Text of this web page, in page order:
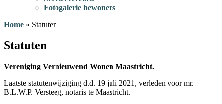
Fotogalerie bewoners
Home » Statuten
Statuten
Vereniging Vernieuwend Wonen Maastricht.
Laatste statutenwijziging d.d. 19 juli 2021, verleden voor mr.
B.L.W.P. Versteeg, notaris te Maastricht.